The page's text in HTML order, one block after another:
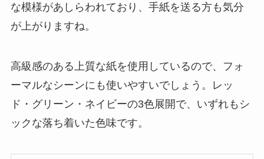
な模様があしらわれており、手紙を送る方も気分
が上がりますね。
高級感のある上質な紙を使用しているので、フォ
ーマルなシーンにも使いやすいでしょう。レッ
ド・グリーン・ネイビーの3色展開で、いずれもシ
ックな落ち着いた色味です。